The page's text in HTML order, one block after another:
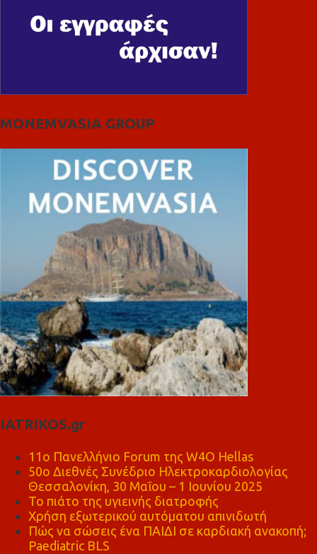
MONEMVASIA GROUP
IATRIKOS.gr
11ο Πανελλήνιο Forum της W4O Hellas
50ο Διεθνές Συνέδριο Ηλεκτροκαρδιολογίας
Θεσσαλονίκη, 30 Μαΐου – 1 Ιουνίου 2025
Το πιάτο της υγιεινής διατροφής
Χρήση εξωτερικού αυτόματου απινιδωτή
Πώς να σώσεις ένα ΠΑΙΔΙ σε καρδιακή ανακοπή;
Paediatric BLS